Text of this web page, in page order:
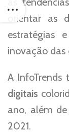
orientar as
estratégias
inovação das
A InfoTrends
digitais
ano, além
2021.